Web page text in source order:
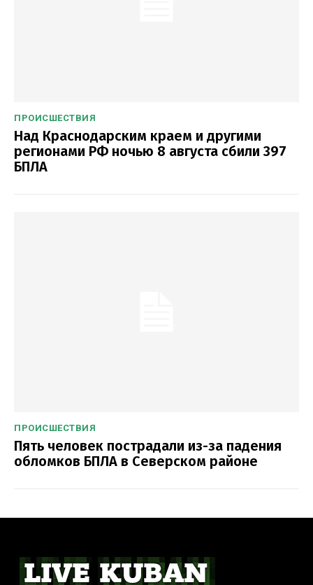
ПРОИСШЕСТВИЯ
Над Краснодарским краем и другими
регионами РФ ночью 8 августа сбили 397
БПЛА
ПРОИСШЕСТВИЯ
Пять человек пострадали из-за падения
обломков БПЛА в Северском районе